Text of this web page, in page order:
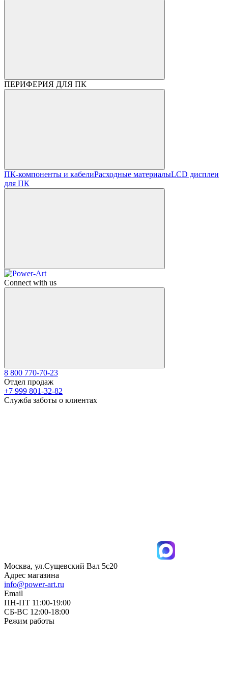
ПЕРИФЕРИЯ ДЛЯ ПК
ПК-компоненты и кабелиРасходные материалыLCD дисплеи
для ПК
Connect with us
8 800 770-70-23
Отдел продаж
+7 999 801-32-82
Служба заботы о клиентах
Москва, ул.Сущевский Вал 5с20
Адрес магазина
info@power-art.ru
Email
ПН-ПТ 11:00-19:00
СБ-ВС 12:00-18:00
Режим работы